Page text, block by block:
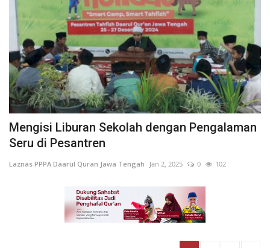
Mengisi Liburan Sekolah dengan Pengalaman
Seru di Pesantren
Laznas PPPA Daarul Quran Jawa Tengah Jan 2, 2025 0 102